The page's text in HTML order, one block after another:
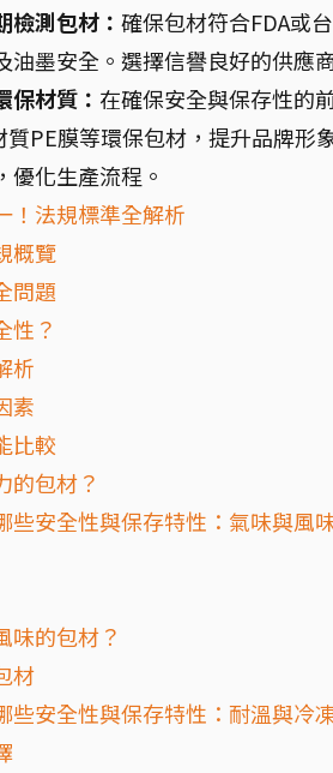
檢測包材： 確保包材符合FDA或
油墨安全。選擇信譽良好的供應
材質： 在確保安全與保存性的
質PE膜等環保包材，提升品牌
優化生產流程。
！法規標準全解析
概覽
問題
性？
析
素
比較
的包材？
些安全性與保存特性：氣味與風
味的包材？
材
些安全性與保存特性：耐溫與冷